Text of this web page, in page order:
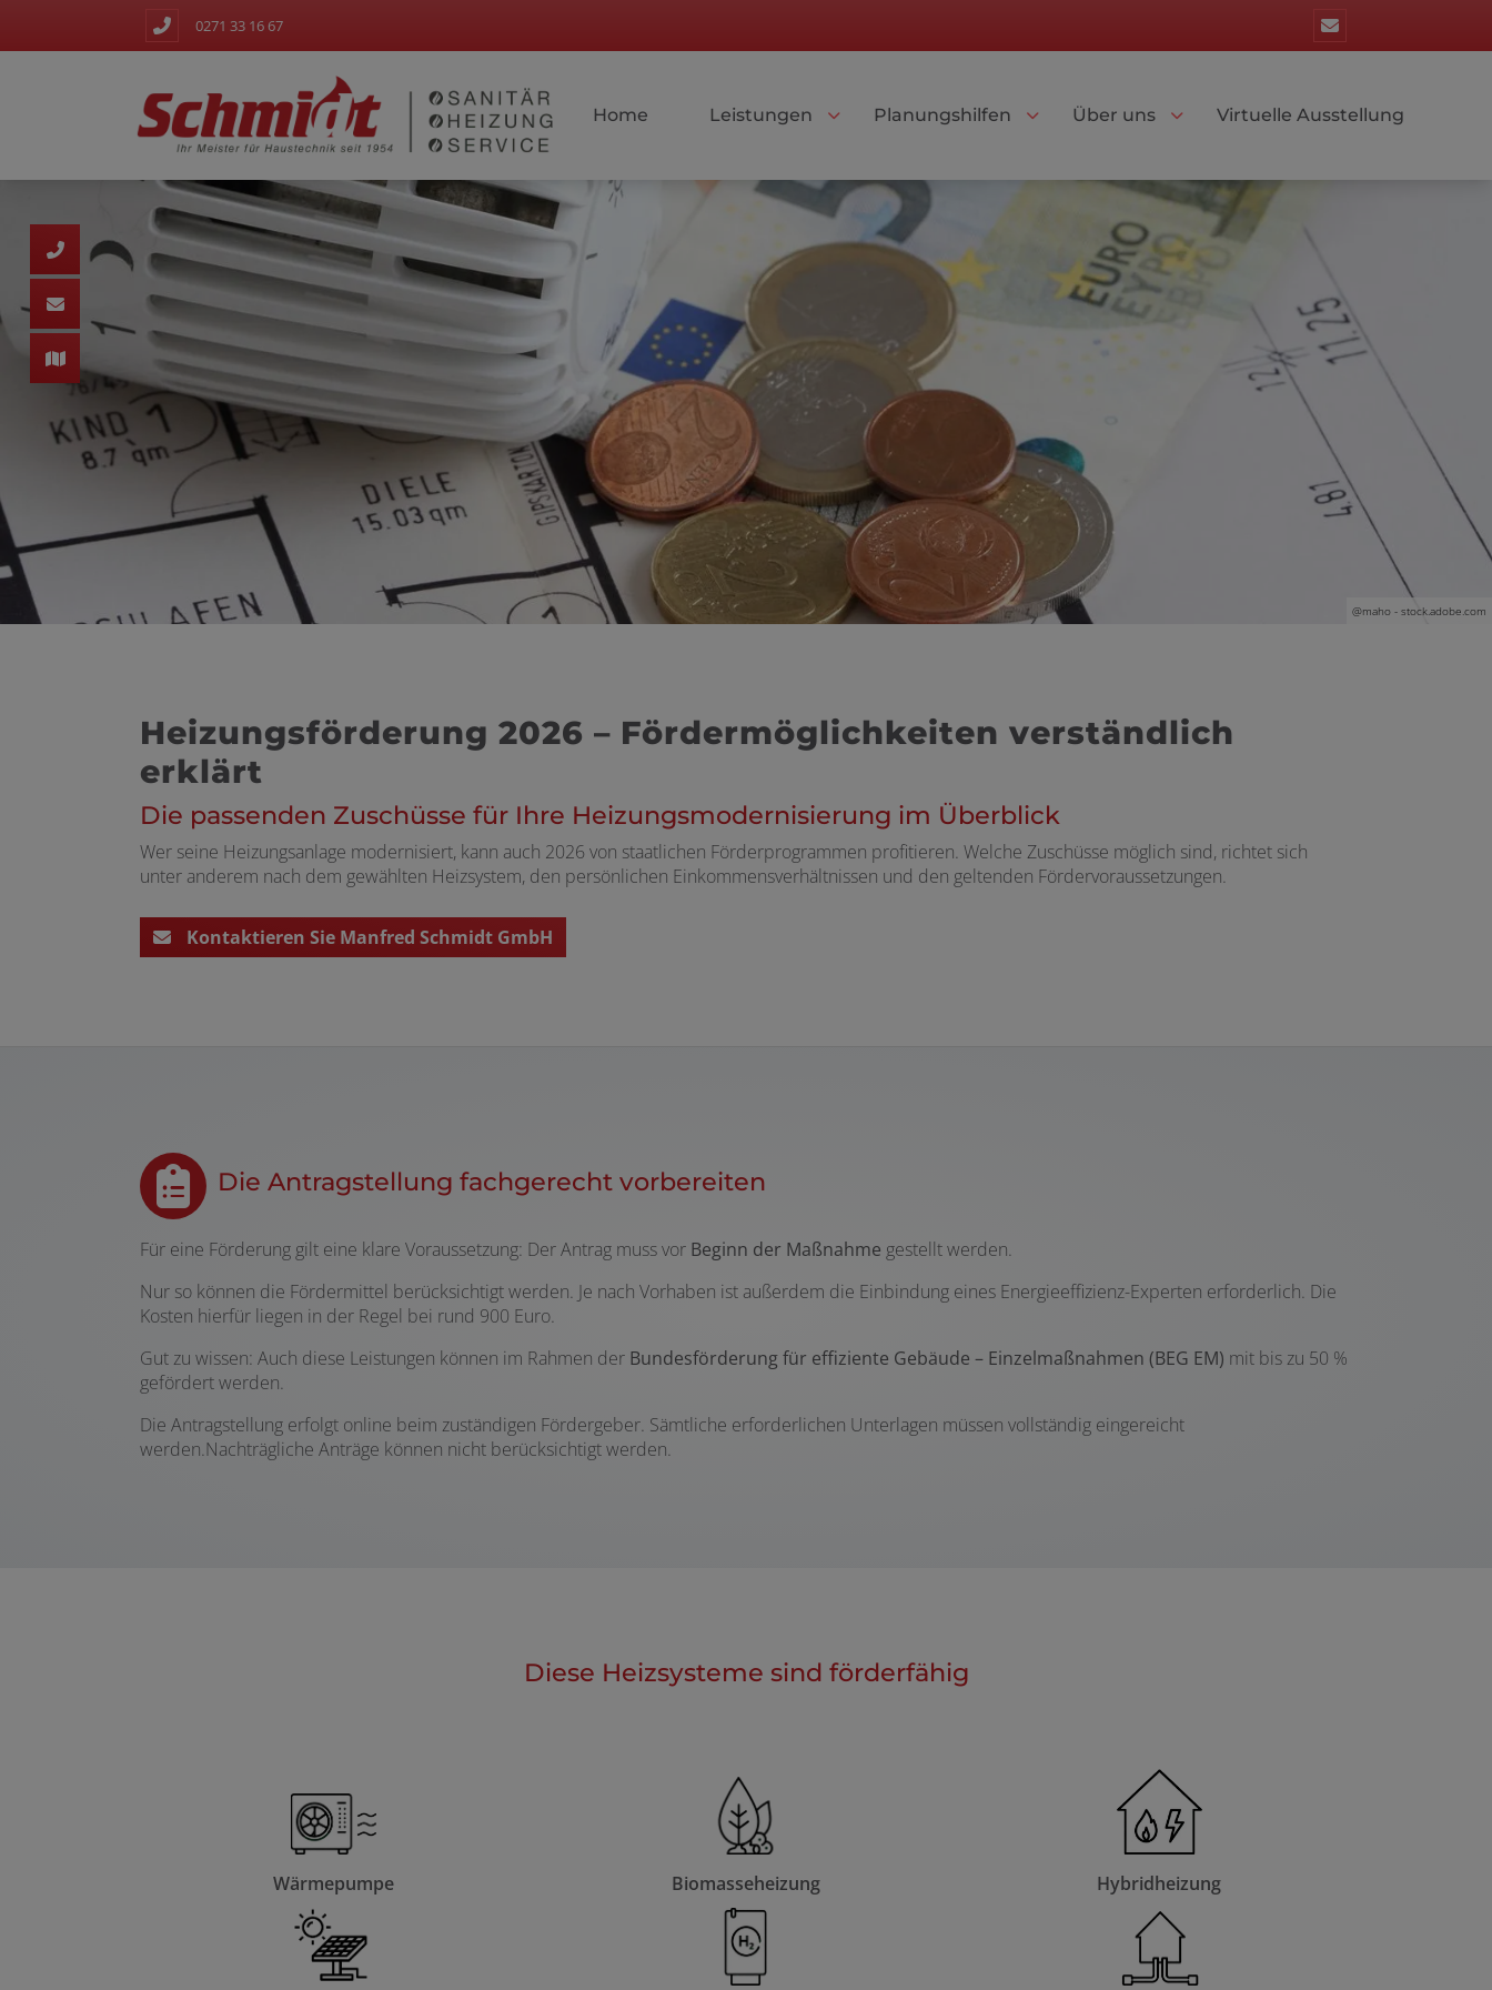
0271 33 16 67
Home Leistungen Planungshilfen Über uns Virtuelle Ausstellung
@maho - stock.adobe.com
Heizungsförderung 2026 – Fördermöglichkeiten verständlich
erklärt
Die passenden Zuschüsse für Ihre Heizungsmodernisierung im Überblick
Wer seine Heizungsanlage modernisiert, kann auch 2026 von staatlichen Förderprogrammen profitieren. Welche Zuschüsse möglich sind, richtet sich
unter anderem nach dem gewählten Heizsystem, den persönlichen Einkommensverhältnissen und den geltenden Fördervoraussetzungen.
Kontaktieren Sie Manfred Schmidt GmbH
Die Antragstellung fachgerecht vorbereiten
Für eine Förderung gilt eine klare Voraussetzung: Der Antrag muss vor Beginn der Maßnahme gestellt werden.
Nur so können die Fördermittel berücksichtigt werden. Je nach Vorhaben ist außerdem die Einbindung eines Energieeffizienz-Experten erforderlich. Die
Kosten hierfür liegen in der Regel bei rund 900 Euro.
Gut zu wissen: Auch diese Leistungen können im Rahmen der Bundesförderung für effiziente Gebäude – Einzelmaßnahmen (BEG EM) mit bis zu 50 %
gefördert werden.
Die Antragstellung erfolgt online beim zuständigen Fördergeber. Sämtliche erforderlichen Unterlagen müssen vollständig eingereicht
werden.Nachträgliche Anträge können nicht berücksichtigt werden.
Diese Heizsysteme sind förderfähig
Wärmepumpe Biomasseheizung Hybridheizung